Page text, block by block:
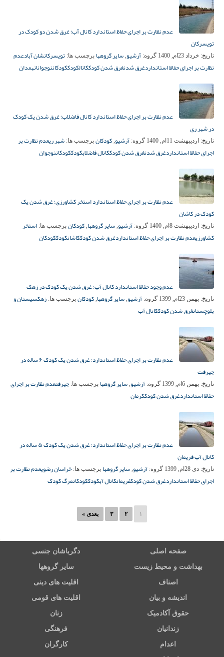
عدم نظارت بر اجرای حفاظ استاندارد کانال آب؛ غرق شدن دو کودک در
تویسرکان
تاریخ: خرداد 23ام, 1400 گروه: آرشیو, سایر گروهها برچسب ها: تویسرکانشان آبادعدم
نظارت بر اجرای حفاظ استانداردغرق شدنغرق شدن کودککانالکودککودکاننوجوانانهمدان
عدم نظارت بر اجرای حفاظ استاندارد کانال فاضلاب؛ غرق شدن یک کودک
در شهر ری
تاریخ: اردیبهشت 11ام, 1400 گروه: آرشیو, کودکان برچسب ها: شهر ریعدم نظارت بر
اجرای حفاظ استانداردغرق شدنغرق شدن کودککانال فاضلابکودککودکاننوجوان
عدم نظارت بر اجرای حفاظ استاندارد استخر کشاورزی؛ غرق شدن یک
کودک در کاشان
تاریخ: اردیبهشت 8ام, 1400 گروه: آرشیو, سایر گروهها, کودکان برچسب ها: استخر
کشاورزیعدم نظارت بر اجرای حفاظ استانداردغرق شدن کودککاشانکودککودکان
عدم وجود حفاظ استاندارد کانال آب؛ غرق شدن یک کودک در زهک
تاریخ: بهمن 23ام, 1399 گروه: آرشیو, سایر گروهها, کودکان برچسب ها: زهکسیستان و
بلوچستانغرق شدن کودککانال آب
عدم نظارت بر اجرای حفاظ استاندارد؛ غرق شدن یک کودک ۶ ساله در
جیرفت
تاریخ: بهمن 6ام, 1399 گروه: آرشیو, سایر گروهها برچسب ها: جیرفتعدم نظارت بر اجرای
حفاظ استانداردغرق شدن کودککرمان
عدم نظارت بر اجرای حفاظ استاندارد؛ غرق شدن یک کودک ۵ ساله در
کانال آب فریمان
تاریخ: دی 28ام, 1399 گروه: آرشیو, سایر گروهها برچسب ها: خراسان رضویعدم نظارت بر
اجرای حفاظ استانداردغرق شدن کودکفریمانکانال آبکودککودکانمرگ کودک
۱ ۲ ۳ بعدی »
صفحه اصلی دگرباشان جنسی
بهداشت و محیط زیست سایر گروهها
اصناف اقلیت های دینی
اندیشه و بیان اقلیت های قومی
حقوق آکادمیک زنان
زندانیان فرهنگی
اعدام کارگران